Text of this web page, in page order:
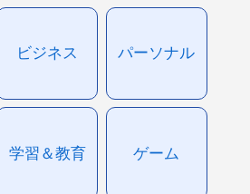
ビジネス パーソナル
学習＆教育 ゲーム